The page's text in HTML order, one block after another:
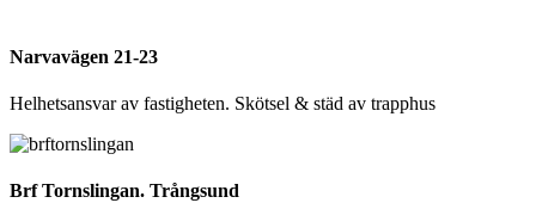
Narvavägen 21-23
Helhetsansvar av fastigheten. Skötsel & städ av trapphus
Brf Tornslingan. Trångsund